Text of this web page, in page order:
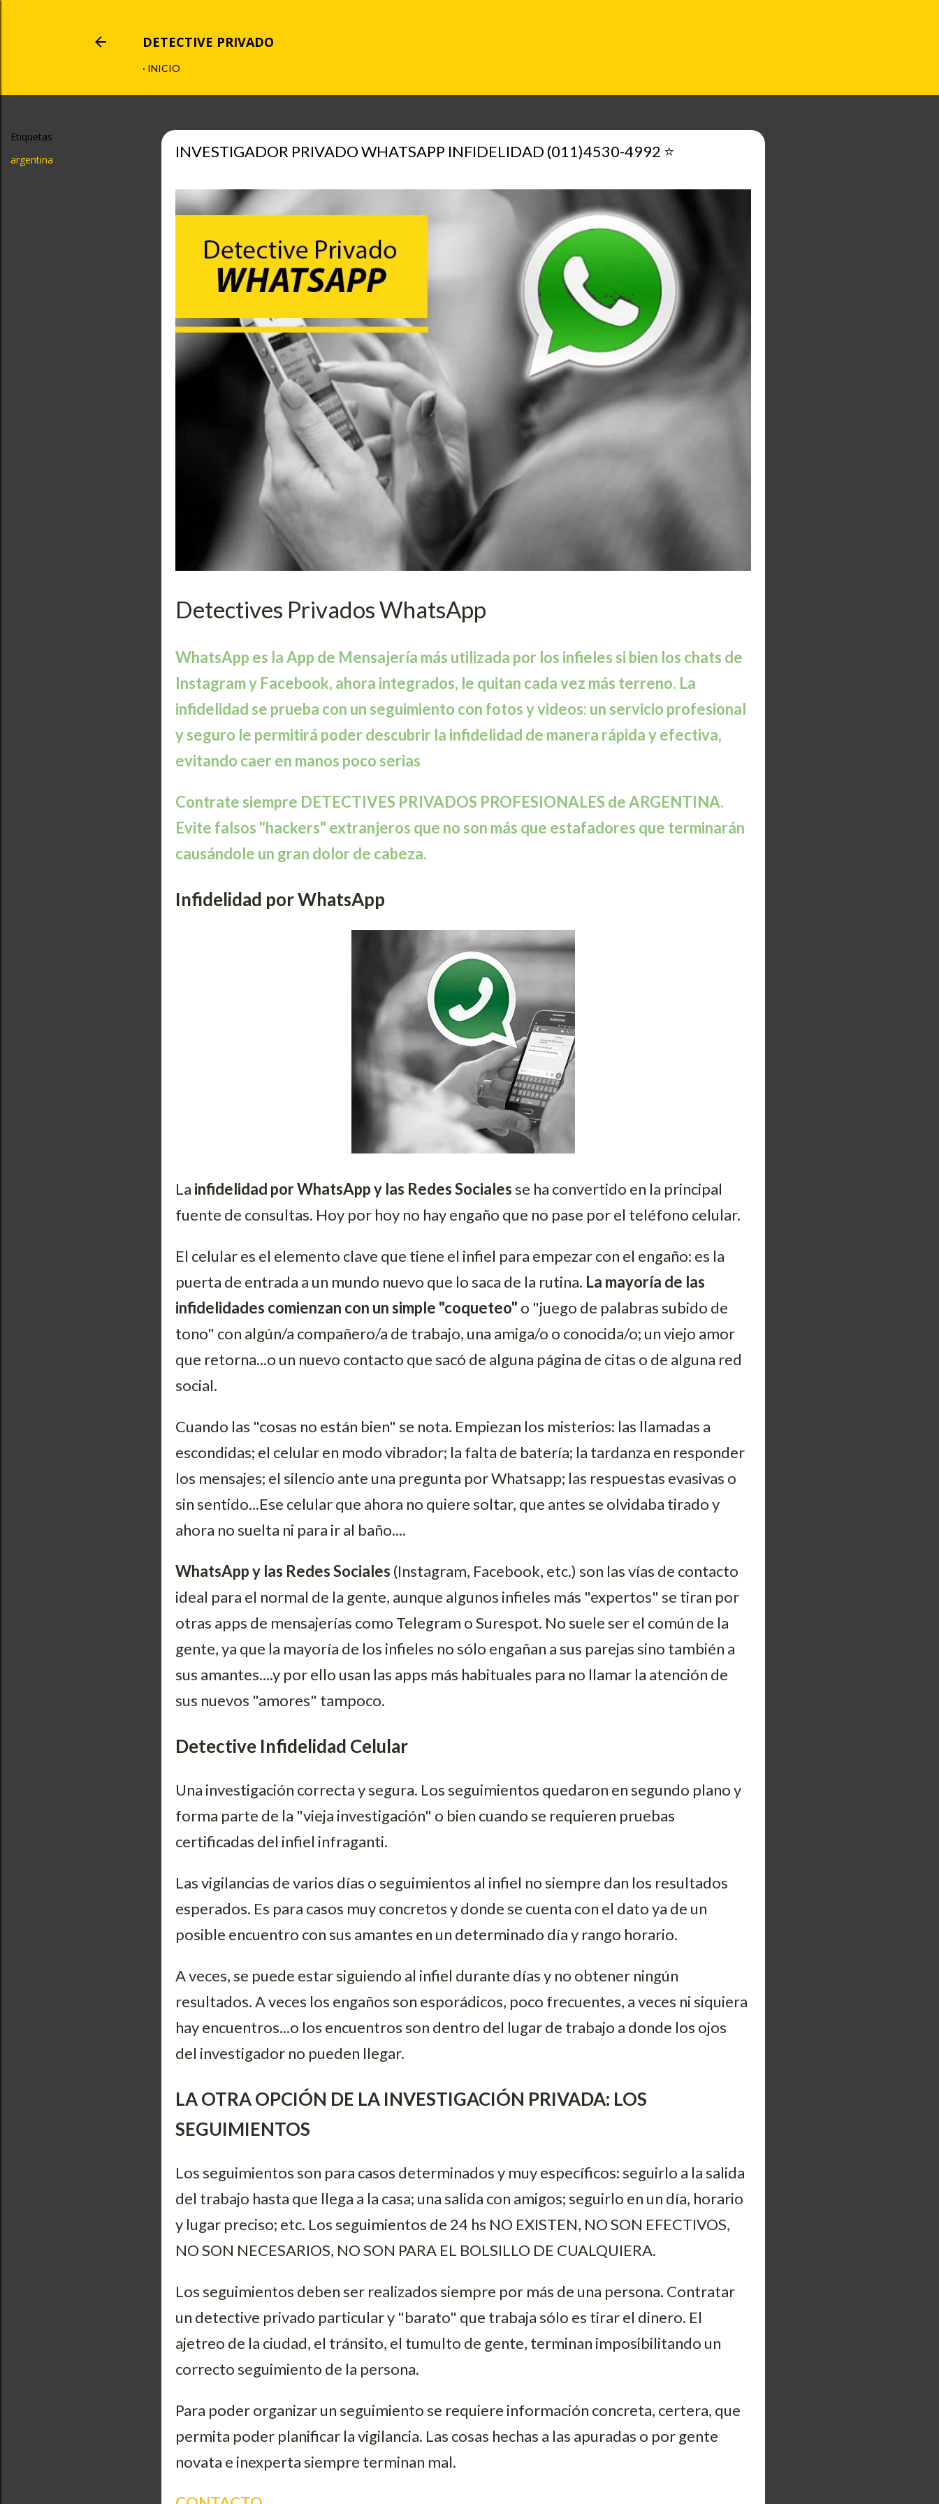
DETECTIVE PRIVADO
INICIO
Etiquetas
argentina
INVESTIGADOR PRIVADO WHATSAPP INFIDELIDAD (011)4530-4992 ⭐
Detectives Privados WhatsApp
WhatsApp es la App de Mensajería más utilizada por los infieles si bien los chats de
Instagram y Facebook, ahora integrados, le quitan cada vez más terreno. La
infidelidad se prueba con un seguimiento con fotos y videos: un servicio profesional
y seguro le permitirá poder descubrir la infidelidad de manera rápida y efectiva,
evitando caer en manos poco serias
Contrate siempre DETECTIVES PRIVADOS PROFESIONALES de ARGENTINA.
Evite falsos "hackers" extranjeros que no son más que estafadores que terminarán
causándole un gran dolor de cabeza.
Infidelidad por WhatsApp
La infidelidad por WhatsApp y las Redes Sociales se ha convertido en la principal
fuente de consultas. Hoy por hoy no hay engaño que no pase por el teléfono celular.
El celular es el elemento clave que tiene el infiel para empezar con el engaño: es la
puerta de entrada a un mundo nuevo que lo saca de la rutina. La mayoría de las
infidelidades comienzan con un simple "coqueteo" o "juego de palabras subido de
tono" con algún/a compañero/a de trabajo, una amiga/o o conocida/o; un viejo amor
que retorna...o un nuevo contacto que sacó de alguna página de citas o de alguna red
social.
Cuando las "cosas no están bien" se nota. Empiezan los misterios: las llamadas a
escondidas; el celular en modo vibrador; la falta de batería; la tardanza en responder
los mensajes; el silencio ante una pregunta por Whatsapp; las respuestas evasivas o
sin sentido...Ese celular que ahora no quiere soltar, que antes se olvidaba tirado y
ahora no suelta ni para ir al baño....
WhatsApp y las Redes Sociales (Instagram, Facebook, etc.) son las vías de contacto
ideal para el normal de la gente, aunque algunos infieles más "expertos" se tiran por
otras apps de mensajerías como Telegram o Surespot. No suele ser el común de la
gente, ya que la mayoría de los infieles no sólo engañan a sus parejas sino también a
sus amantes....y por ello usan las apps más habituales para no llamar la atención de
sus nuevos "amores" tampoco.
Detective Infidelidad Celular
Una investigación correcta y segura. Los seguimientos quedaron en segundo plano y
forma parte de la "vieja investigación" o bien cuando se requieren pruebas
certificadas del infiel infraganti.
Las vigilancias de varios días o seguimientos al infiel no siempre dan los resultados
esperados. Es para casos muy concretos y donde se cuenta con el dato ya de un
posible encuentro con sus amantes en un determinado día y rango horario.
A veces, se puede estar siguiendo al infiel durante días y no obtener ningún
resultados. A veces los engaños son esporádicos, poco frecuentes, a veces ni siquiera
hay encuentros...o los encuentros son dentro del lugar de trabajo a donde los ojos
del investigador no pueden llegar.
LA OTRA OPCIÓN DE LA INVESTIGACIÓN PRIVADA: LOS
SEGUIMIENTOS
Los seguimientos son para casos determinados y muy específicos: seguirlo a la salida
del trabajo hasta que llega a la casa; una salida con amigos; seguirlo en un día, horario
y lugar preciso; etc. Los seguimientos de 24 hs NO EXISTEN, NO SON EFECTIVOS,
NO SON NECESARIOS, NO SON PARA EL BOLSILLO DE CUALQUIERA.
Los seguimientos deben ser realizados siempre por más de una persona. Contratar
un detective privado particular y "barato" que trabaja sólo es tirar el dinero. El
ajetreo de la ciudad, el tránsito, el tumulto de gente, terminan imposibilitando un
correcto seguimiento de la persona.
Para poder organizar un seguimiento se requiere información concreta, certera, que
permita poder planificar la vigilancia. Las cosas hechas a las apuradas o por gente
novata e inexperta siempre terminan mal.